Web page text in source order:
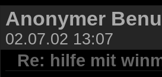
Anonymer
02.07.02 13:07
Re: hilfe mit